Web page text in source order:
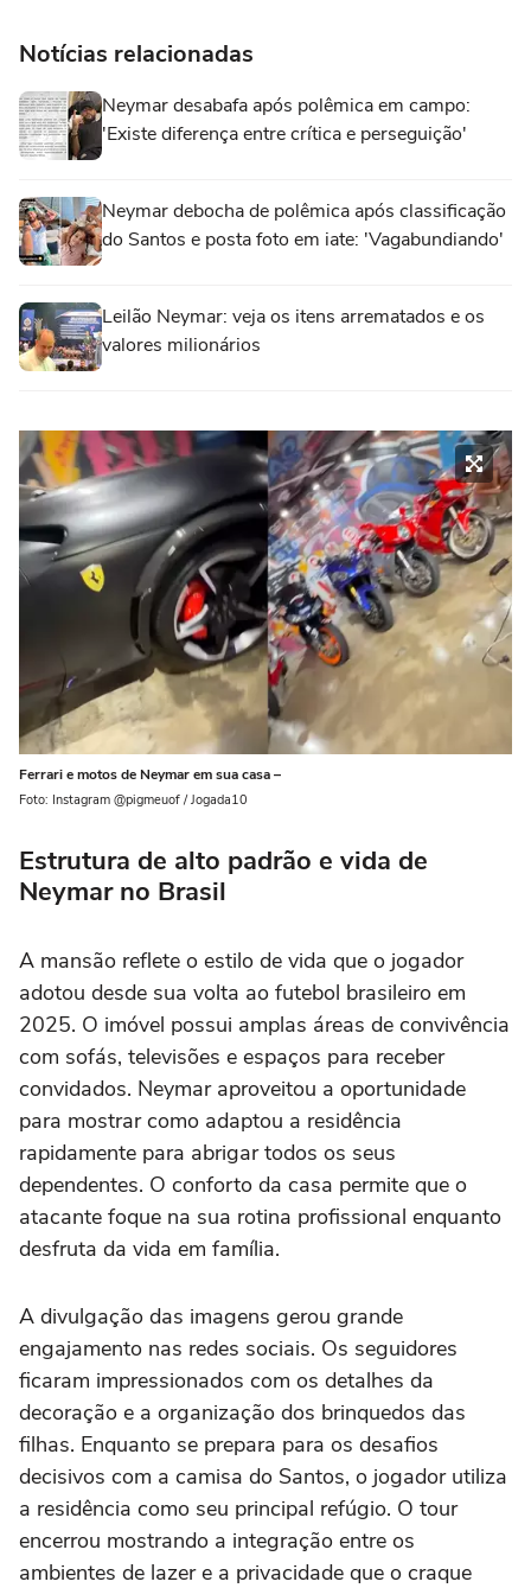
Notícias relacionadas
Neymar desabafa após polêmica em campo:
'Existe diferença entre crítica e perseguição'
Neymar debocha de polêmica após classificação
do Santos e posta foto em iate: 'Vagabundiando'
Leilão Neymar: veja os itens arrematados e os
valores milionários
Ferrari e motos de Neymar em sua casa –
Foto: Instagram @pigmeuof / Jogada10
Estrutura de alto padrão e vida de
Neymar no Brasil
A mansão reflete o estilo de vida que o jogador
adotou desde sua volta ao futebol brasileiro em
2025. O imóvel possui amplas áreas de convivência
com sofás, televisões e espaços para receber
convidados. Neymar aproveitou a oportunidade
para mostrar como adaptou a residência
rapidamente para abrigar todos os seus
dependentes. O conforto da casa permite que o
atacante foque na sua rotina profissional enquanto
desfruta da vida em família.
A divulgação das imagens gerou grande
engajamento nas redes sociais. Os seguidores
ficaram impressionados com os detalhes da
decoração e a organização dos brinquedos das
filhas. Enquanto se prepara para os desafios
decisivos com a camisa do Santos, o jogador utiliza
a residência como seu principal refúgio. O tour
encerrou mostrando a integração entre os
ambientes de lazer e a privacidade que o craque